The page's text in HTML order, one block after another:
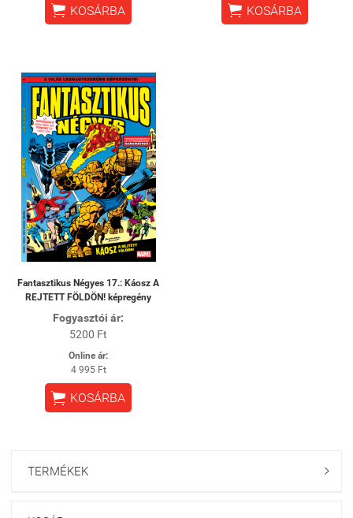
 KOSÁRBA  KOSÁRBA
Fantasztikus Négyes 17.: Káosz A
REJTETT FÖLDÖN! képregény
Fogyasztói ár:
5200 Ft
Online ár:
4 995 Ft
 KOSÁRBA
TERMÉKEK 